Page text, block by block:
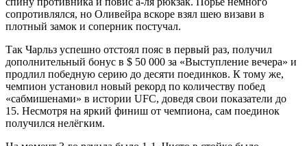
сопротивлялся, но Оливейра вскоре взял шею визави в
плотный замок и соперник постучал.
Так Чарльз успешно отстоял пояс в первый раз, получил
дополнительный бонус в $ 50 000 за «Выступление вечера» и
продлил победную серию до десяти поединков. К тому же,
чемпион установил новый рекорд по количеству побед
«сабмишенами» в истории UFC, доведя свои показатели до
15. Несмотря на яркий финиш от чемпиона, сам поединок
получился нелёгким.